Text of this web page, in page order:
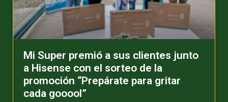
Mi Super premió a sus clientes junto
a Hisense con el sorteo de la
promoción “Prepárate para gritar
cada gooool”